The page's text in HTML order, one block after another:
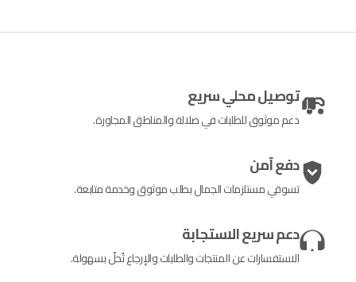
توصيل محلي سريع
دعم موثوق للطلبات في صلالة والمناطق المجاورة.
دفع آمن
تسوقي مستلزمات الجمال بطلب موثوق وخدمة متابعة.
دعم سريع الاستجابة
الاستفسارات عن المنتجات والطلبات والإرجاع تُحلّ بسهولة.